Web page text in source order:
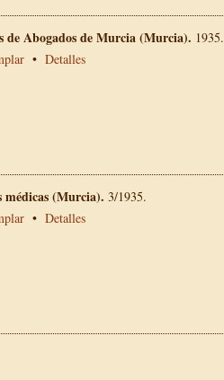
de Abogados de Murcia (Murcia). 1935.
• Detalles
médicas (Murcia). 3/1935.
• Detalles